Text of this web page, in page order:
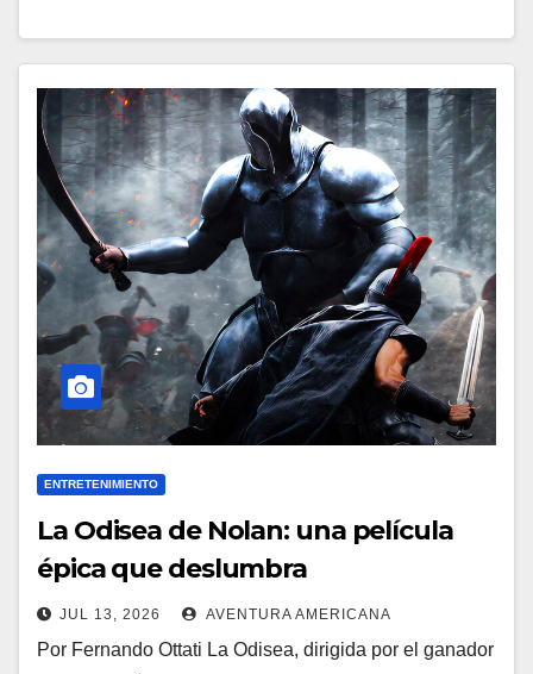
ENTRETENIMIENTO
La Odisea de Nolan: una película
épica que deslumbra
JUL 13, 2026 AVENTURA AMERICANA
Por Fernando Ottati La Odisea, dirigida por el ganador